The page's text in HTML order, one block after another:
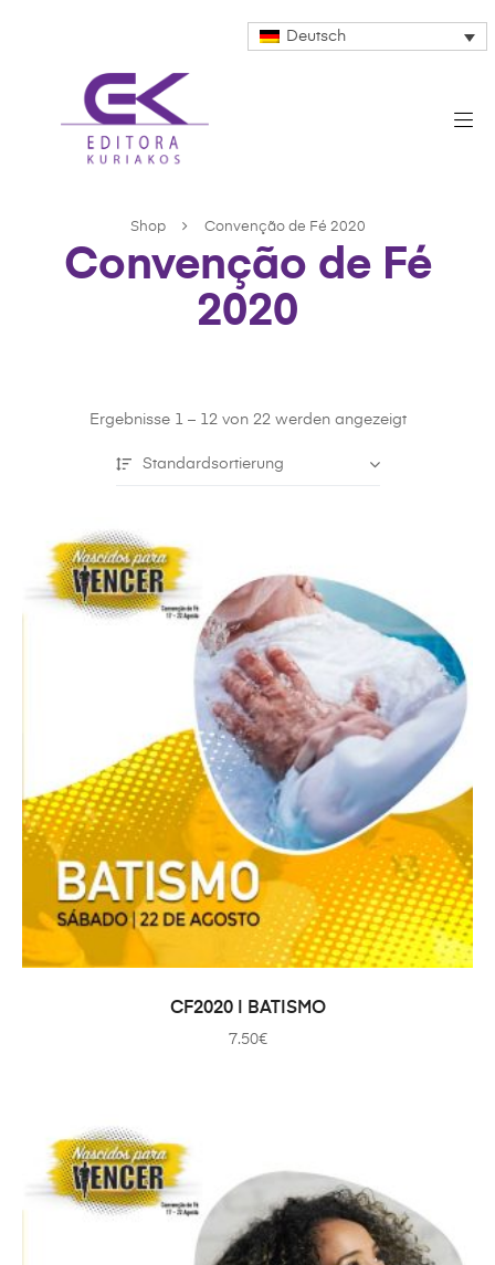
Deutsch
Shop Convenção de Fé 2020
Convenção de Fé
2020
Ergebnisse 1 – 12 von 22 werden angezeigt
Standardsortierung
IN DEN WARENKORB
CF2020 | BATISMO
7.50€